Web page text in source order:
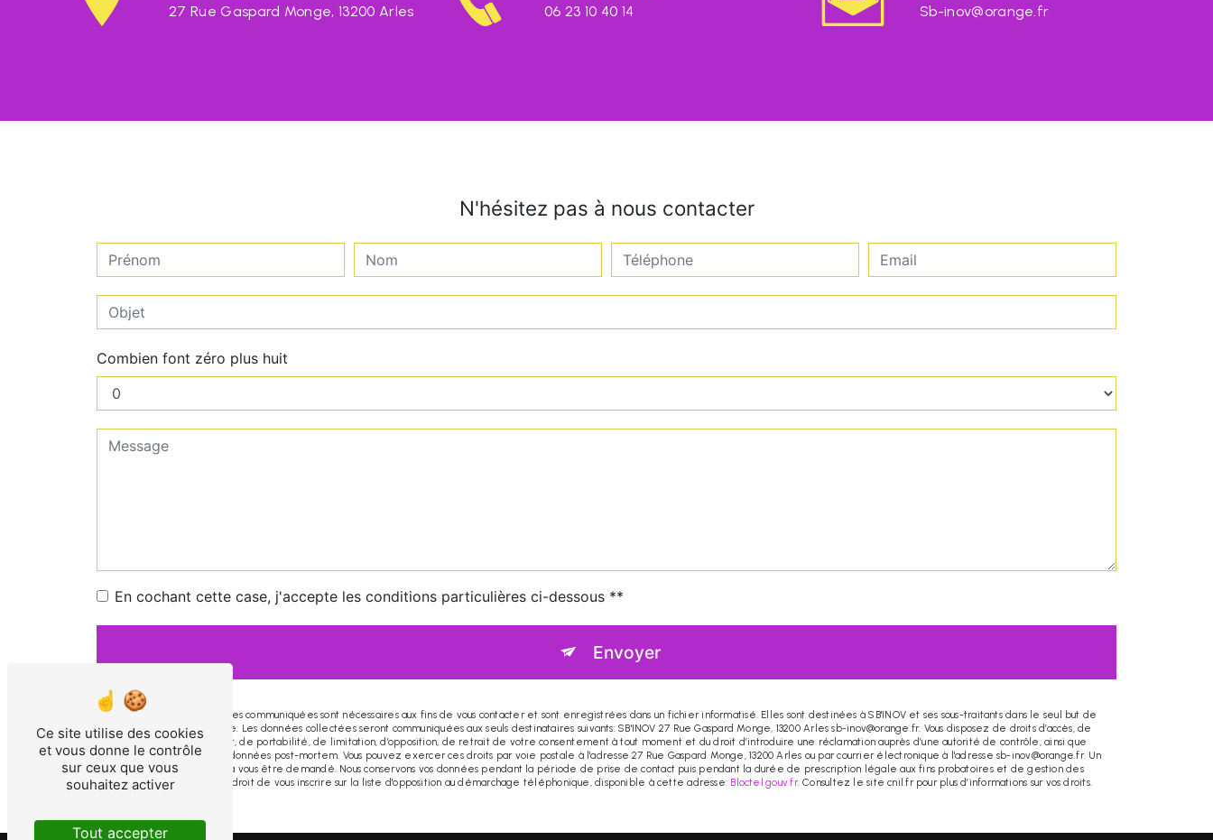
27 Rue Gaspard Monge, 13200 Arles 06 23 10 40 14 sb-inov@orange.fr
N'hésitez pas à nous contacter
Combien font zéro plus huit
En cochant cette case, j'accepte les conditions particulières ci-dessous **
Envoyer
** Les données personnelles communiquées sont nécessaires aux fins de vous contacter et sont enregistrées dans un fichier informatisé. Elles sont destinées à SB'INOV et ses sous-traitants dans le seul but de
répondre à votre message. Les données collectées seront communiquées aux seuls destinataires suivants: SB'INOV 27 Rue Gaspard Monge, 13200 Arles sb-inov@orange.fr. Vous disposez de droits d’accès, de
rectification, d’effacement, de portabilité, de limitation, d’opposition, de retrait de votre consentement à tout moment et du droit d’introduire une réclamation auprès d’une autorité de contrôle, ainsi que
d’organiser le sort de vos données post-mortem. Vous pouvez exercer ces droits par voie postale à l'adresse 27 Rue Gaspard Monge, 13200 Arles ou par courrier électronique à l'adresse sb-inov@orange.fr. Un
justificatif d'identité pourra vous être demandé. Nous conservons vos données pendant la période de prise de contact puis pendant la durée de prescription légale aux fins probatoires et de gestion des
contentieux. Vous avez le droit de vous inscrire sur la liste d'opposition au démarchage téléphonique, disponible à cette adresse:
Bloctel.gouv.fr. Consultez le site cnil.fr pour plus d’informations sur vos droits.
Ce site utilise des cookies
et vous donne le contrôle
sur ceux que vous
souhaitez activer
Tout accepter